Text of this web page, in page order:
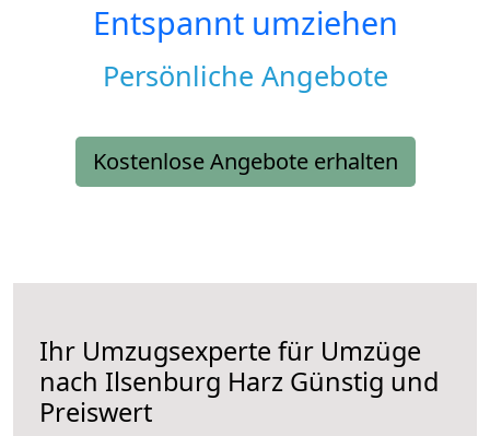
Entspannt umziehen
Persönliche Angebote
Kostenlose Angebote erhalten
Ihr Umzugsexperte für Umzüge
nach Ilsenburg Harz Günstig und
Preiswert